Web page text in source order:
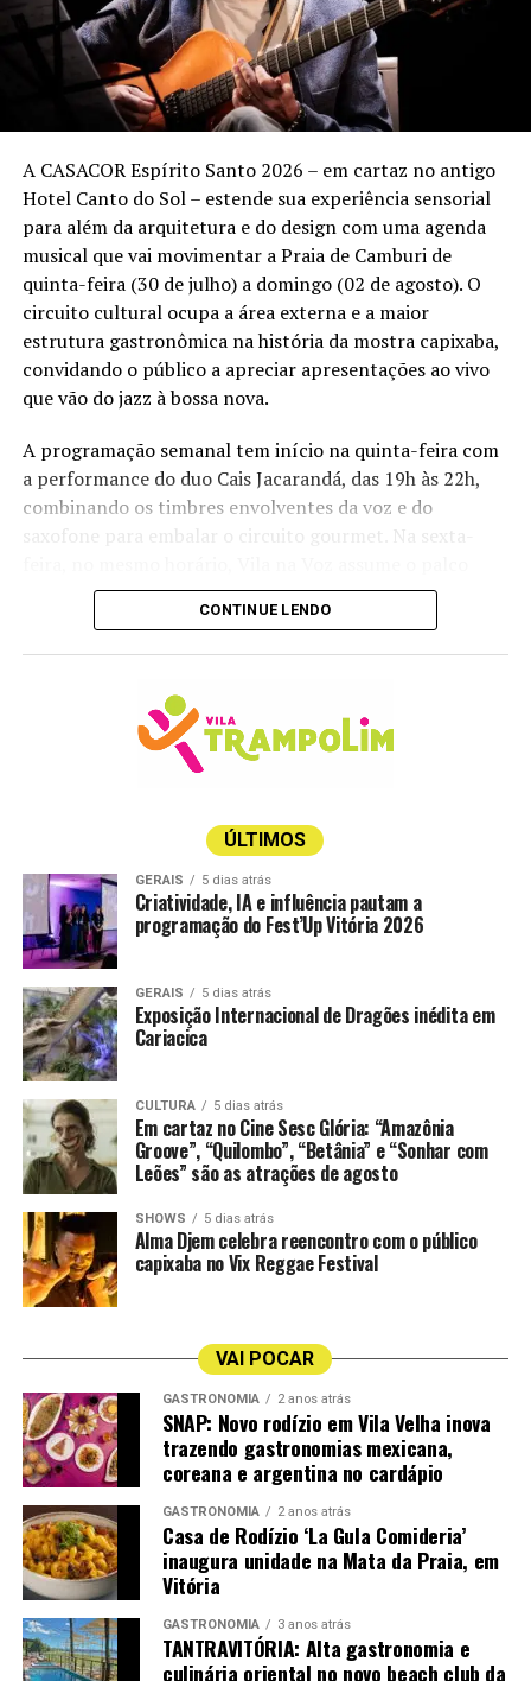
Sunset Marcelo Falcão – Turnê “O Legado”
3 de outubro (sábado)
Ingressos:vendas a partir de 13 de agosto pelo
siteOnticket.com.br.
Setores:
• Pista Pé na Areia – a partir de R$ 80 (meia-entrada)
• Espaço Premium – a partir de R$ 110 (meia-entrada)
• Lounges – informações @booaproducoes
Informações:@booaproducoes.
A CASACOR Espírito Santo 2026 – em cartaz no antigo
Hotel Canto do Sol – estende sua experiência sensorial
para além da arquitetura e do design com uma agenda
musical que vai movimentar a Praia de Camburi de
quinta-feira (30 de julho) a domingo (02 de agosto). O
circuito cultural ocupa a área externa e a maior
estrutura gastronômica na história da mostra capixaba,
convidando o público a apreciar apresentações ao vivo
que vão do jazz à bossa nova.
A programação semanal tem início na quinta-feira com
a performance do duo Cais Jacarandá, das 19h às 22h,
combinando os timbres envolventes da voz e do
saxofone para embalar o circuito gourmet. Na sexta-
trazendo experiências em muitos ritmos e estilos, desde
o reggae até o rock e o blues.
performarem com o melhor da bossa nova e da MPB.
Encerrando a agenda, no domingo, o músico Pelissari
comanda a trilha sonora da tarde com hits do pop rock
Vale lembrar que o polo gastronômico da mostra é de
acesso gratuito, sem a necessidade de aquisição de
ingresso. Mas caso você queira aproveitar a viagem e
curtir um pouco mais do universo da arquitetura e
decoração, os ingressos
A temporada de 30 anos da CASACOR ES segue em
cartaz até o dia 8 de setembro.
Vila na Voz
Cais Jacarandá Pelissari
Agenda Musical da Semana na CASACOR ES 2026
Quando:
30 de julho a 02 de agosto
Programação:
Quinta-feira: Cais Jacarandá (Voz e Sax) | 19h
Sexta-feira: Vila na Voz (Voz e Violão) | 19h
Sábado: Anginha Buaiz e Fábio Calazans (Voz e Violão) |
19h
Domingo: Pelissari | 16h
Local:Área Gastronômica da CASACOR ES 2026
(Antigo Hotel Canto do Sol, Orla da Praia de Camburi,
Vitória)
Acesso:Gratuito para o circuito gastronômico e de
lazer. Os ingressos para o circuito completo de
arquitetura e decoração estão disponíveis na plataforma
oficialappcasacor.com.br
CONTINUE LENDO
ÚLTIMOS
GERAIS 5 dias atrás
Criatividade, IA e influência pautam a
programação do Fest’Up Vitória 2026
GERAIS 5 dias atrás
Exposição Internacional de Dragões inédita em
Cariacica
CULTURA 5 dias atrás
Em cartaz no Cine Sesc Glória: “Amazônia
Groove”, “Quilombo”, “Betânia” e “Sonhar com
Leões” são as atrações de agosto
SHOWS 5 dias atrás
Alma Djem celebra reencontro com o público
capixaba no Vix Reggae Festival
VAI POCAR
GASTRONOMIA 2 anos atrás
SNAP: Novo rodízio em Vila Velha inova
trazendo gastronomias mexicana,
coreana e argentina no cardápio
GASTRONOMIA 2 anos atrás
Casa de Rodízio ‘La Gula Comideria’
inaugura unidade na Mata da Praia, em
Vitória
GASTRONOMIA 3 anos atrás
TANTRAVITÓRIA: Alta gastronomia e
culinária oriental no novo beach club da